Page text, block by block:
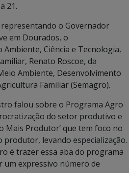
21.
o Governador
em Dourados, o
Ciência e Tecnologia,
Renato Roscoe, da
Ambiente, Desenvolvimento
Familiar (Semagro).
falou sobre o Programa Agro
do setor produtivo e
Mais Produtor’ que tem foco no
levando especialização.
é trazer essa aba do programa
um expressivo número de